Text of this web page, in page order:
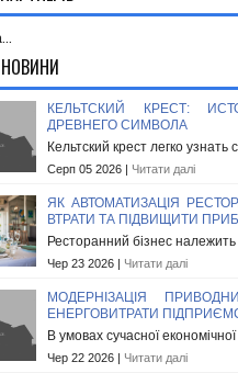
КЕЛЬТСКИЙ КРЕСТ:
ДРЕВНЕГО СИМВОЛА
Кельтский крест легко
Серп 05 2026 | Читати далі
ЯК АВТОМАТИЗАЦІЯ
ВТРАТИ ТА ПІДВИЩИТИ
Ресторанний бізнес
Чер 23 2026 | Читати далі
МОДЕРНІЗАЦІЯ
ЕНЕРГОВИТРАТИ
В умовах сучасної
Чер 22 2026 | Читати далі